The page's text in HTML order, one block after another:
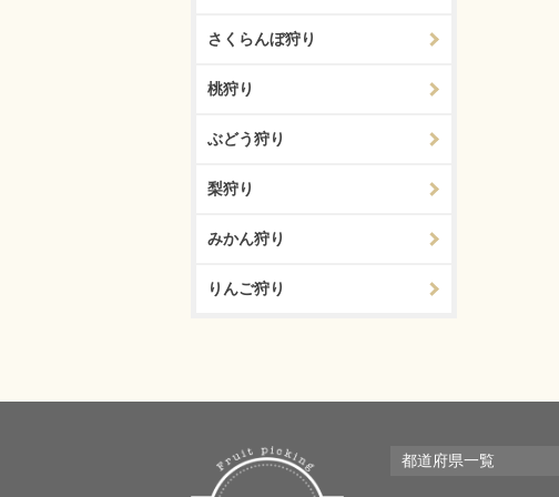
さくらんぼ狩り
桃狩り
ぶどう狩り
梨狩り
みかん狩り
りんご狩り
都道府県一覧